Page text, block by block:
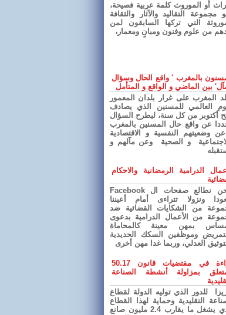
أو الموروث كلمة عربية فصيحة،
مجموعة التقاليد والآثار والثقافة
التي تركها السابقون لمن
من علوم وفنون ومبانٍ ومعمار،
بالمغرب ' واقع الحال وسؤال
بين الماضي و الواقع و المتأمل
المغرب على غرار بلدان المعمور
العالمي للمسنين الذي يصادف
أكتوبر من كل سنة، ليطرح السؤال
عن واقع حال المسنين بالمغرب
وضعيتهم النفسية و الاقتصادية
و الصحية وعن مآلهم و
الدرامية الرمضانية والاحكام
ونحن نطالع صفحات ال Facebook
ونزولا تتراءى أمام أعيننا
من الشكايات القضائية ضد
من الأعمال الدرامية بدعوى
بمهن معينة كالمحاماة
وموظفين السكك الحديدية
العدلي، وربما غدا مهن أخرى
قراءة في مقتضيات قانون 50.17
بمزاولة أنشطة الصناعة
للدور الذي توليه الدولة لقطاع
التقليدية وحماية لهذا القطاع
الذي يشغل ما يقارب 2.4 مليون صانع